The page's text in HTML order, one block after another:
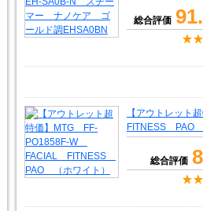
総合評価
【アウトレッ
FITNESS PAO
総合評価